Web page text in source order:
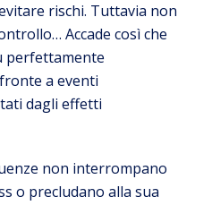
rischi. Tuttavia non
Accade così che
perfettamente
a eventi
dagli effetti
non interrompano
o precludano alla sua